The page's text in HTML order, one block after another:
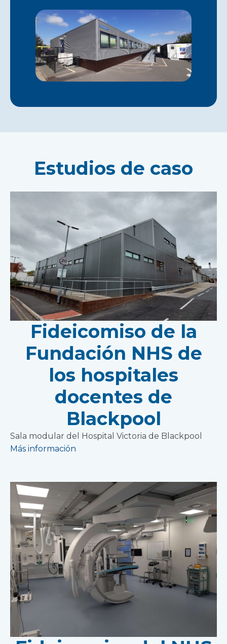
Estudios de caso
Fideicomiso de la
Fundación NHS de
los hospitales
docentes de
Blackpool
Sala modular del Hospital Victoria de Blackpool
Más información